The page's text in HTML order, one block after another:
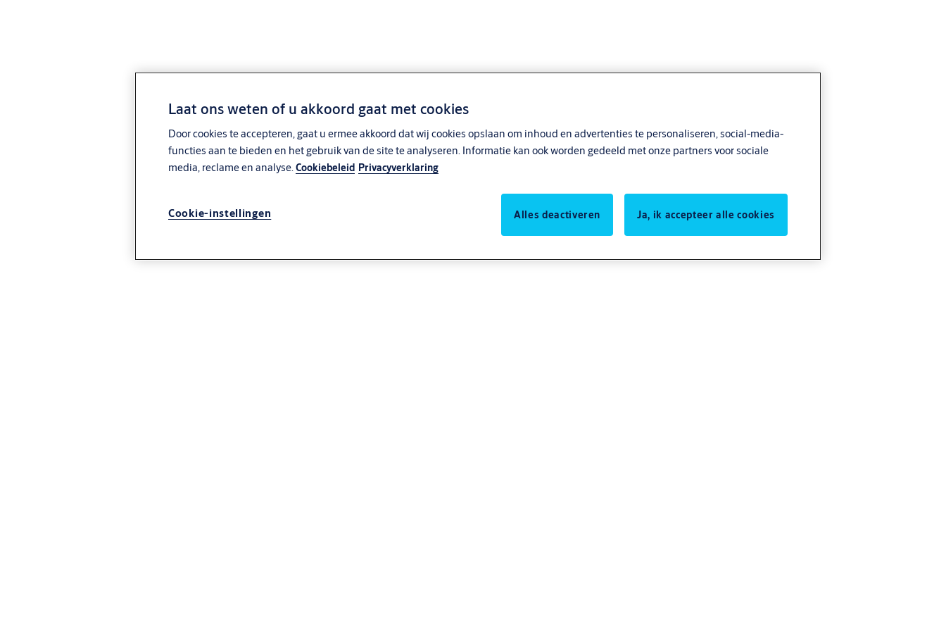
Laat ons weten of u akkoord gaat met cookies
Door cookies te accepteren, gaat u ermee akkoord dat wij cookies opslaan om inhoud en advertenties te personaliseren, social-media-
functies aan te bieden en het gebruik van de site te analyseren. Informatie kan ook worden gedeeld met onze partners voor sociale
media, reclame en analyse.Cookiebeleid Privacyverklaring
Cookie-instellingen Alles deactiveren Ja, ik accepteer alle cookies